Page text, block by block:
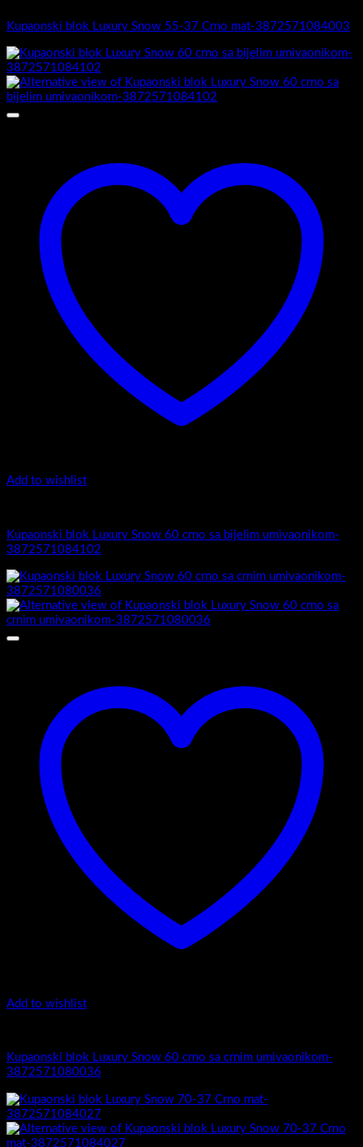
Kupaonski blok Luxury Snow 55-37 Crno mat-3872571084003
Add to wishlist
Kupaonski blok Luxury Snow 60 crno sa bijelim umivaonikom-
3872571084102
Add to wishlist
Kupaonski blok Luxury Snow 60 crno sa crnim umivaonikom-
3872571080036